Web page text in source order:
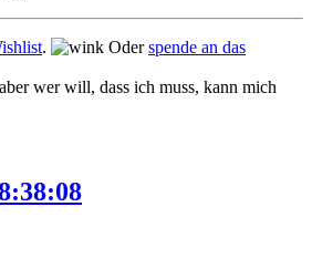
. Oderspende an das
wer will, dass ich muss, kann mich